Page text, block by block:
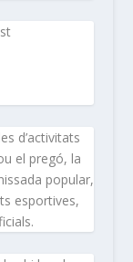
d’activitats
el pregó, la
popular,
esportives,